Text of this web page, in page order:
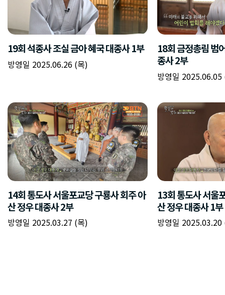
19회 석종사 조실 금아 혜국 대종사 1부
방영일 2025.06.26 (목)
18회 금정총림 범
종사 2부
방영일 2025.06.05
14회 통도사 서울포교당 구룡사 회주 아
산 정우 대종사 2부
방영일 2025.03.27 (목)
13회 통도사 서울
산 정우 대종사 1부
방영일 2025.03.20